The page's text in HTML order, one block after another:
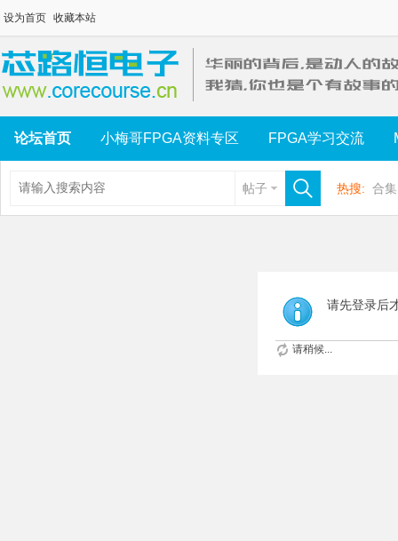
设为首页 收藏本站
论坛首页 小梅哥FPGA资料专区 FPGA学习交流
帖子 热搜: 合集
请先登录后
请稍候...